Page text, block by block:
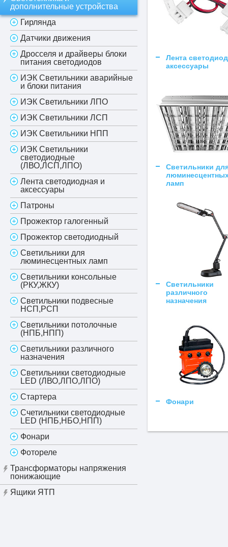
дополнительные устройства
Гирлянда
Датчики движения
Дросселя и драйверы блоки
питания светодиодов
ИЭК Светильники аварийные
и блоки питания
ИЭК Светильники ЛПО
ИЭК Светильники ЛСП
ИЭК Светильники НПП
ИЭК Светильники
светодиодные
(ЛВО,ЛСП,ЛПО)
Лента светодиодная и
аксессуары
Патроны
Прожектор галогенный
Прожектор светодиодный
Светильники для
люминесцентных ламп
Светильники консольные
(РКУ,ЖКУ)
Светильники подвесные
НСП,РСП
Светильники потолочные
(НПБ,НПП)
Светильники различного
назначения
Светильники светодиодные
LED (ЛВО,ЛПО,ЛПО)
Стартера
Счетильники светодиодные
LED (НПБ,НБО,НПП)
Фонари
Фотореле
Трансформаторы напряжения
понижающие
Ящики ЯТП
Лента
аксессуары
Светильники
ламп
Светильники
различного
назначения
Фонари